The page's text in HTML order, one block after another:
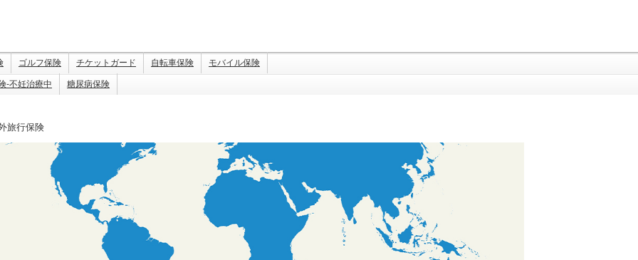
ゴルフ保険 チケットガード 自転車保険 モバイル保険
-不妊治療中 糖尿病保険
旅行保険